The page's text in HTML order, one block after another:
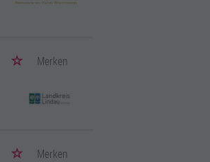
Merken
Merken